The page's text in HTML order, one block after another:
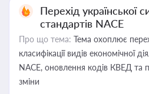
Перехід
стандартів NACE
Про що тема: Тема охоплює
класифікації видів економічної
NACE, оновлення кодів КВЕД та
зміни